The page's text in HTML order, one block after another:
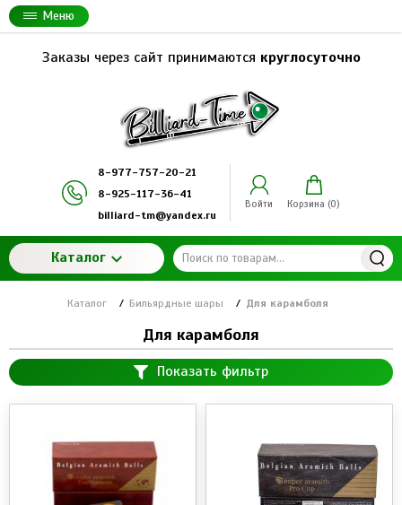
Меню
Заказы через сайт принимаются круглосуточно
8-977-757-20-21
8-925-117-36-41
billiard-tm@yandex.ru
Войти Корзина (0)
Каталог
Каталог / Бильярдные шары / Для карамболя
Для карамболя
Показать фильтр